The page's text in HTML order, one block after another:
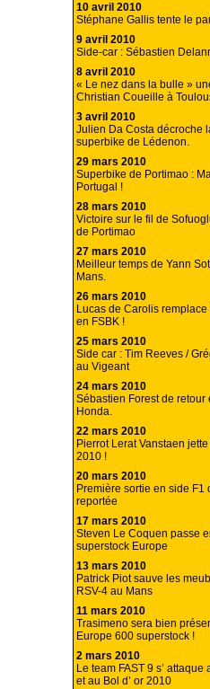
10 avril 2010
Stéphane Gallis tente le
9 avril 2010
Side-car : Sébastien
8 avril 2010
« Le nez dans la bulle »
Christian Coueille à
3 avril 2010
Julien Da Costa décroche
superbike de Lédenon.
29 mars 2010
Superbike de Portimao :
Portugal !
28 mars 2010
Victoire sur le fil de
de Portimao
27 mars 2010
Meilleur temps de Yann
Mans.
26 mars 2010
Lucas de Carolis
en FSBK !
25 mars 2010
Side car : Tim Reeves /
au Vigeant
24 mars 2010
Sébastien Forest de
Honda.
22 mars 2010
Pierrot Lerat Vanstaen
2010 !
20 mars 2010
Première sortie en side F1
reportée
17 mars 2010
Steven Le Coquen passe
superstock Europe
13 mars 2010
Patrick Piot sauve les
RSV-4 au Mans
11 mars 2010
Trasimeno sera bien
Europe 600 superstock !
2 mars 2010
Le team FAST 9 s’
et au Bol d’ or 2010